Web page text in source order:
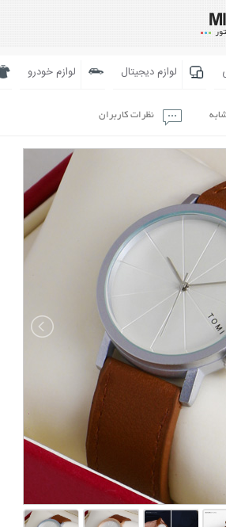
لوازم دیجیتال لوازم خودرو
نظرات کاربران